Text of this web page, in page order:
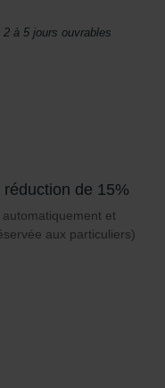
à 5 jours ouvrables
de 15%
et
aux particuliers)